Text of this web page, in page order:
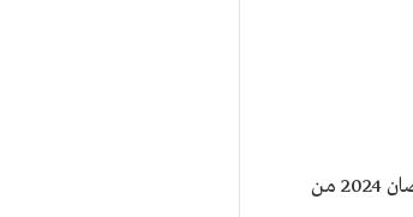
عروض شنط رمضان 2024 من